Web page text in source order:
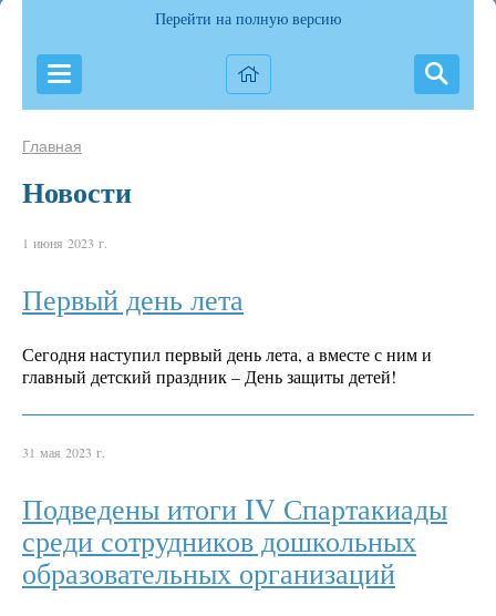
Перейти на полную версию
Главная
Новости
1 июня 2023 г.
Первый день лета
Сегодня наступил первый день лета, а вместе с ним и
главный детский праздник – День защиты детей!
31 мая 2023 г.
Подведены итоги IV Спартакиады
среди сотрудников дошкольных
образовательных организаций